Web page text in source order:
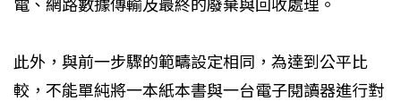
電、網路數據傳輸及最終的廢棄與回收處理。
此外，與前一步驟的範疇設定相同，為達到公平比
較，不能單純將一本紙本書與一台電子閱讀器進行對